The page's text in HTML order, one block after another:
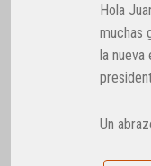
Hola
muchas
la nueva
Un